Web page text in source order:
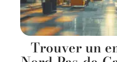
Trouver un